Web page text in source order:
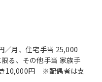
月、住宅手当 25,000
る、その他手当 家族手
10,000円 ※配偶者は支